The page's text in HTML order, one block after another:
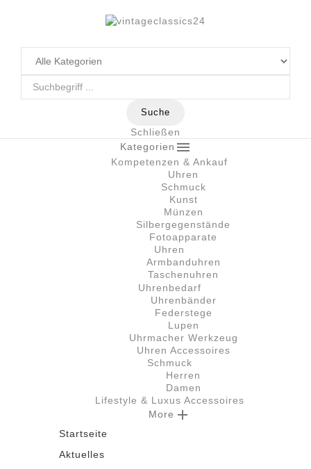
Suche
Schließen
Kategorien 
Kompetenzen & Ankauf
Uhren
Schmuck
Kunst
Münzen
Silbergegenstände
Fotoapparate
Uhren
Armbanduhren
Taschenuhren
Uhrenbedarf
Uhrenbänder
Federstege
Lupen
Uhrmacher Werkzeug
Uhren Accessoires
Schmuck
Herren
Damen
Lifestyle & Luxus Accessoires
More 
Startseite
Aktuelles